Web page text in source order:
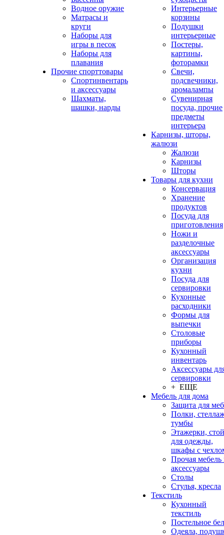
Водное оружие
Матрасы и
круги
Наборы для
игры в песок
Наборы для
плавания
Прочие спорттовары
Спортинвентарь
и аксессуары
Шахматы,
шашки, нарды
Интерьерные
корзины
Подушки
интерьерные
Постеры,
картины,
фоторамки
Свечи,
подсвечники,
аромалампы
Сувенирная
посуда, прочие
предметы
интерьера
Карнизы, шторы,
жалюзи
Жалюзи
Карнизы
Шторы
Товары для кухни
Консервация
Хранение
продуктов
Посуда для
приготовления
Ножи и
разделочные
аксессуары
Организация
кухни
Посуда для
сервировки
Кухонные
расходники
Формы для
выпечки
Столовые
приборы
Кухонный
инвентарь
Аксессуары
сервировки
+ ЕЩЕ
Мебель для дома
Защита для
Полки,
тумбы
Этажерки,
для одежды,
шкафы с
Прочая мебель
аксессуары
Столы
Стулья, кресла
Текстиль
Кухонный
текстиль
Постельное
Одеяла,